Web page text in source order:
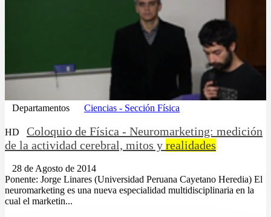
Departamentos Ciencias - Sección Física
HD
Coloquio de Física - Neuromarketing: medición
de la actividad cerebral, mitos y realidades
28 de Agosto de 2014
Ponente: Jorge Linares (Universidad Peruana Cayetano Heredia) El
neuromarketing es una nueva especialidad multidisciplinaria en la
cual el marketin...